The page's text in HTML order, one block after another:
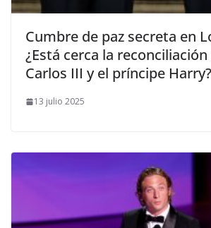
​Cumbre de paz secreta en
¿Está cerca la
Carlos III y el príncipe Harry?
13 julio 2025